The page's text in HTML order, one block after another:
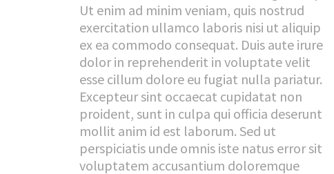
Ut enim ad minim veniam, quis nostrud
exercitation ullamco laboris nisi ut aliquip
ex ea commodo consequat. Duis aute irure
dolor in reprehenderit in voluptate velit
esse cillum dolore eu fugiat nulla pariatur.
Excepteur sint occaecat cupidatat non
proident, sunt in culpa qui officia deserunt
mollit anim id est laborum. Sed ut
perspiciatis unde omnis iste natus error sit
voluptatem accusantium doloremque